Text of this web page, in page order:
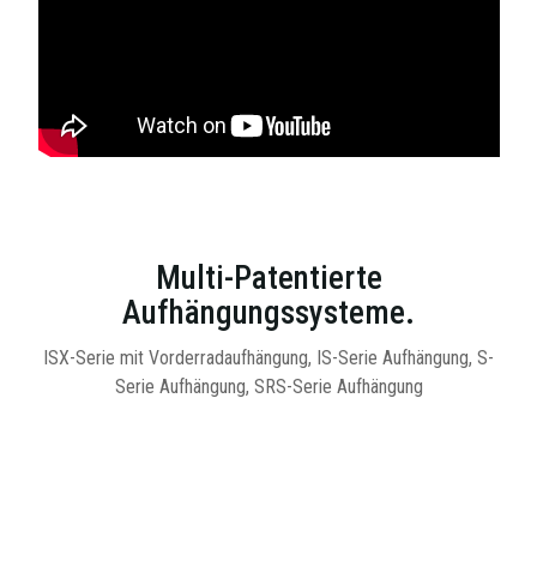
Multi-Patentierte
Aufhängungssysteme.
ISX-Serie mit Vorderradaufhängung, IS-Serie Aufhängung, S-
Serie Aufhängung, SRS-Serie Aufhängung